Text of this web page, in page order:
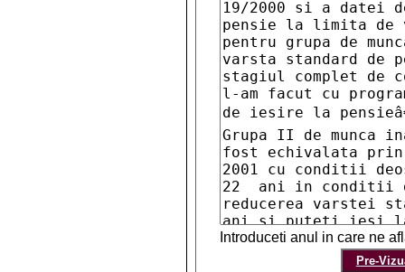
Introduceti anul in care ne